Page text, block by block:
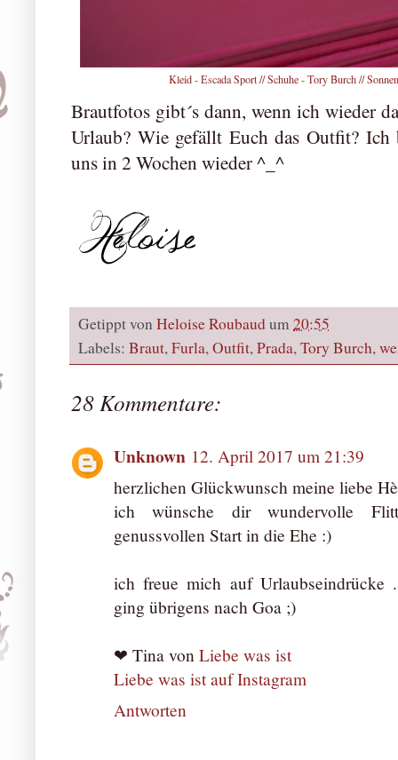
Kleid - Escada Sport // Schuhe - Tory Burch //
Brautfotos gibt´s dann, wenn ich wieder
Urlaub? Wie gefällt Euch das Outfit?
uns in 2 Wochen wieder ^_^
Getippt von Heloise Roubaudum 20:55
Labels: Braut,Furla,Outfit,Prada,Tory Burch,
28 Kommentare:
Unknown 12. April 2017 um 21:39
herzlichen Glückwunsch meine liebe
ich wünsche dir wundervolle
genussvollen Start in die Ehe :)
ich freue mich auf Urlaubseindrücke
ging übrigens nach Goa ;)
❤ Tina von Liebe was ist
Liebe was ist auf Instagram
Antworten